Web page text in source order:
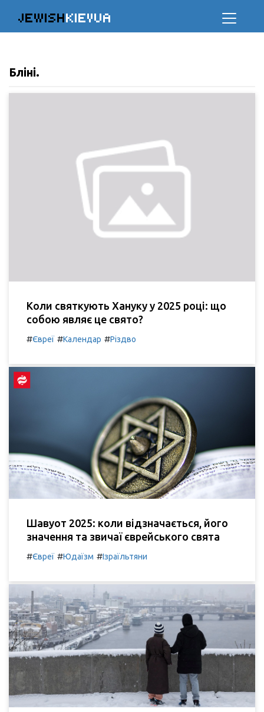
JEWISHKIEVUA
Бліні.
Коли святкують Хануку у 2025 році: що
собою являє це свято?
#Євреї #Календар #Різдво
Шавуот 2025: коли відзначається, його
значення та звичаї єврейського свята
#Євреї #Юдаїзм #Ізраїльтяни